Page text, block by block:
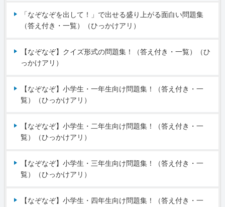
「なぞなぞを出して！」で出せる盛り上がる面白い問題集
（答え付き・一覧）（ひっかけアリ）
【なぞなぞ】クイズ形式の問題集！（答え付き・一覧）（ひ
っかけアリ）
【なぞなぞ】小学生・一年生向け問題集！（答え付き・一
覧）（ひっかけアリ）
【なぞなぞ】小学生・二年生向け問題集！（答え付き・一
覧）（ひっかけアリ）
【なぞなぞ】小学生・三年生向け問題集！（答え付き・一
覧）（ひっかけアリ）
【なぞなぞ】小学生・四年生向け問題集！（答え付き・一